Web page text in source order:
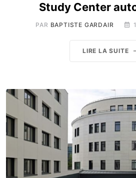
Study Center
PAR BAPTISTE GARDAIR
LIRE LA SUITE